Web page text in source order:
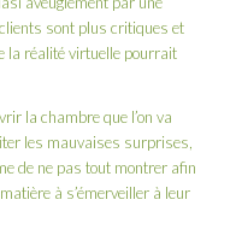
sont plus critiques et
la réalité virtuelle pourrait
la chambre que l’on va
les mauvaises surprises,
de ne pas tout montrer afin
à s’émerveiller à leur